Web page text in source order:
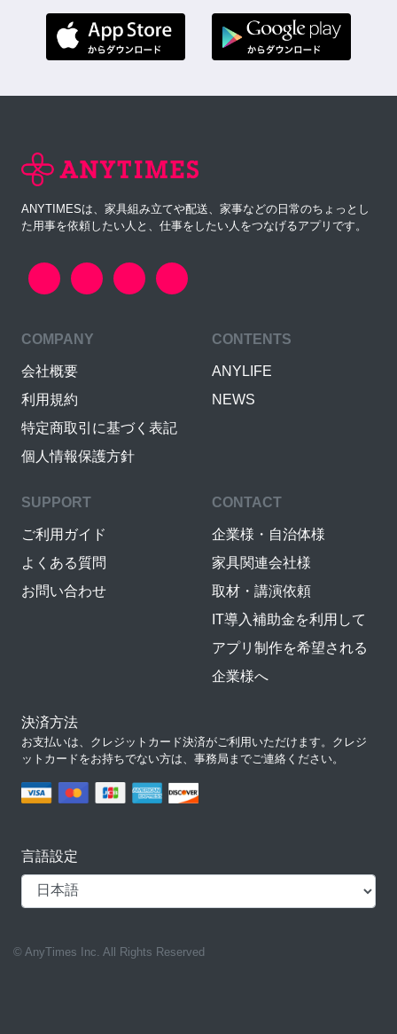
ANYTIMESは、家具組み立てや配送、家事などの日常のちょっとし
た用事を依頼したい人と、仕事をしたい人をつなげるアプリです。
COMPANY
会社概要
利用規約
特定商取引に基づく表記
個人情報保護方針
CONTENTS
ANYLIFE
NEWS
SUPPORT
ご利用ガイド
よくある質問
お問い合わせ
CONTACT
企業様・自治体様
家具関連会社様
取材・講演依頼
IT導入補助金を利用して
アプリ制作を希望される
企業様へ
決済方法
お支払いは、クレジットカード決済がご利用いただけます。クレジ
ットカードをお持ちでない方は、事務局までご連絡ください。
言語設定
© AnyTimes Inc. All Rights Reserved